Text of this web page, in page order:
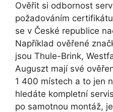
Ověřit si odbornost
požadováním
se v České republice
Například ověřené
jsou Thule-Brink,
Auguszt mají své
1 400 místech a to jen
hledáte kompletní
po samotnou montáž,